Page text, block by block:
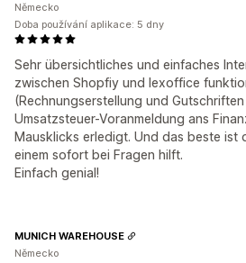
Sehr übersichtliches und einfaches
zwischen Shopfiy und lexoffice
(Rechnungserstellung und
Umsatzsteuer-Voranmeldung ans
Mausklicks erledigt. Und das beste ist
einem sofort bei Fragen hilft.
Einfach genial!
Německo
Doba používání aplikace: 5 dny
MUNICH WAREHOUSE
Německo